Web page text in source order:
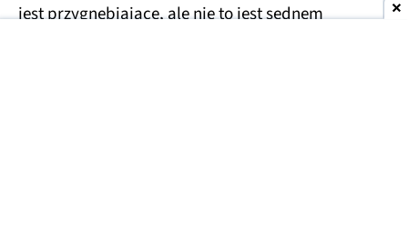
jest przygnębiające, ale nie to jest sednem